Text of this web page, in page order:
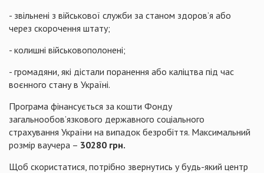
- звільнені з військової служби за станом здоров’я або
через скорочення штату;
- колишні військовополонені;
- громадяни, які дістали поранення або каліцтва під час
воєнного стану в Україні.
Програма фінансується за кошти Фонду
загальнообов’язкового державного соціального
страхування України на випадок безробіття. Максимальний
розмір ваучера – 30280 грн.
Щоб скористатися, потрібно звернутись у будь-який центр